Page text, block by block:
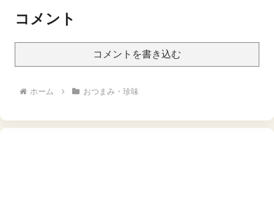
コメント
コメントを書き込む
ホーム おつまみ・珍味